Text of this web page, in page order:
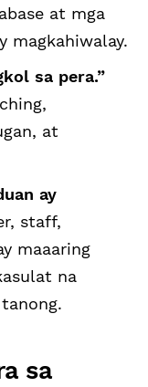
at mga
magkahiwalay.
sa pera.”
at
ay
staff,
maaaring
na
sa